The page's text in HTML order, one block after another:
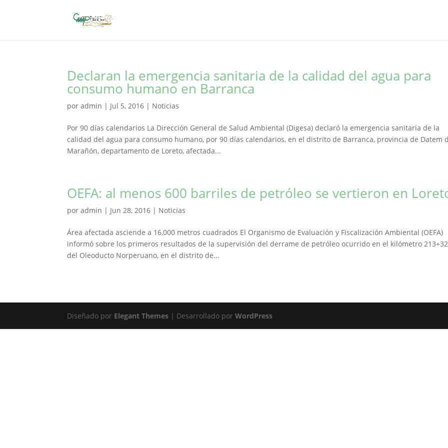
Declaran la emergencia sanitaria de la calidad del agua para
consumo humano en Barranca
poradmin | Jul 5, 2016 | Noticias
Por 90 días calendarios La Dirección General de Salud Ambiental (Digesa) declaró la emergencia sanitaria de la
calidad del agua para consumo humano, por 90 días calendarios, en el distrito de Barranca, provincia de Datem
Marañón, departamento de Loreto, afectada...
OEFA: al menos 600 barriles de petróleo se vertieron en
poradmin | Jun 28, 2016 | Noticias
Área afectada asciende a 16,000 metros cuadrados El Organismo de Evaluación y Fiscalización Ambiental (OEFA)
informó sobre los primeros resultados de la supervisión del derrame de petróleo ocurrido en el kilómetro
del Oleoducto Norperuano, en el distrito de...
Diseñado por Elegant Themes | Desarrollado porWordPress